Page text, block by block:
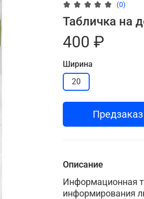
(0)
Табличка на
400 ₽
Ширина
20
Предзаказ
Описание
Информационная
информирования